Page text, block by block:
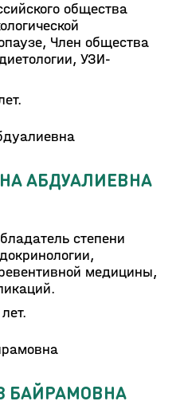
общества
Член общества
УЗИ-
АБДУАЛИЕВНА
степени
медицины,
БАЙРАМОВНА